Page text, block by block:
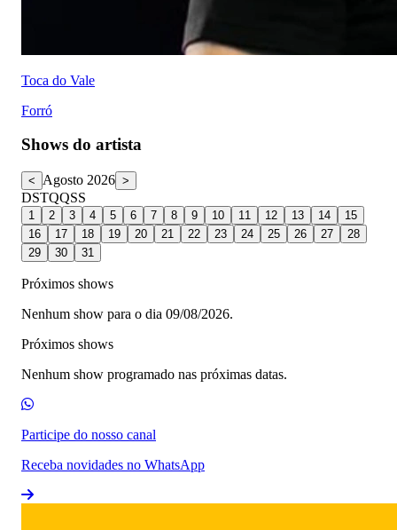
Toca do Vale
Forró
Shows do artista
< Agosto 2026 >
DSTQQSS
1 2 3 4 5 6 7 8 9 10 11 12 13 14
15
16
17 18 19 20 21 22 23 24 25 26 27
28
29
30 31
Próximos shows
Nenhum show para o dia 09/08/2026.
Próximos shows
Nenhum show programado nas próximas datas.
Participe do nosso canal
Receba novidades no WhatsApp